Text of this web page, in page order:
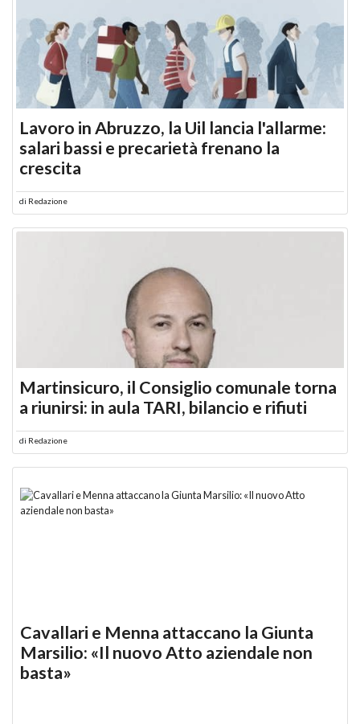
Lavoro in Abruzzo, la Uil lancia l'allarme:
salari bassi e precarietà frenano la
crescita
di Redazione
Martinsicuro, il Consiglio comunale torna
a riunirsi: in aula TARI, bilancio e rifiuti
di Redazione
Cavallari e Menna attaccano la Giunta
Marsilio: «Il nuovo Atto aziendale non
basta»